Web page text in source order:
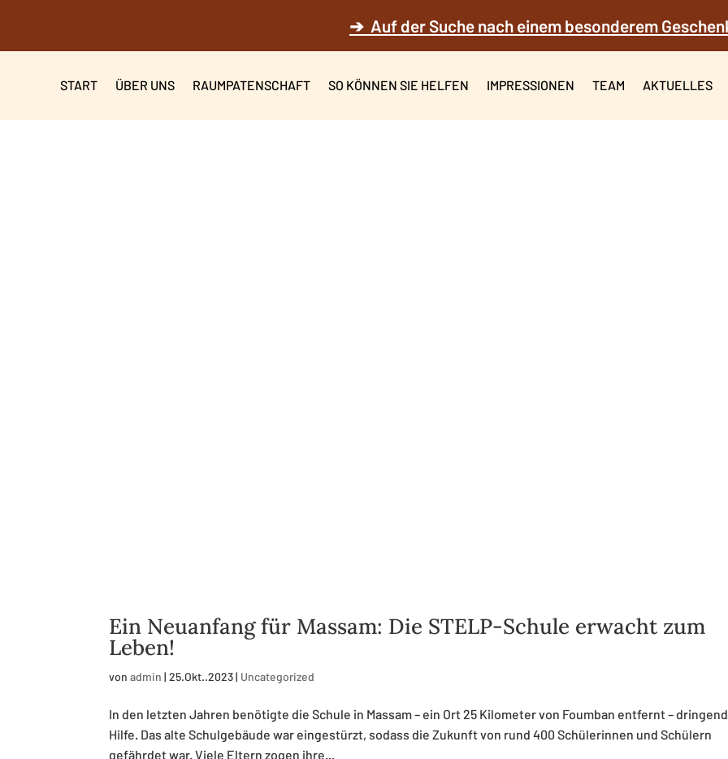
➔ Auf der Suche nach einem besonderem
START ÜBER UNS RAUMPATENSCHAFT SO KÖNNEN SIE HELFEN IMPRESSIONEN TEAM AKTUELLES
Ein Neuanfang für Massam: Die STELP-Schule erwacht zum
Leben!
vonadmin |25.Okt..2023| Uncategorized
In den letzten Jahren benötigte die Schule in Massam – ein Ort 25 Kilometer von Foumban entfernt – dringend
Hilfe. Das alte Schulgebäude war eingestürzt, sodass die Zukunft von rund 400 Schülerinnen und Schülern
gefährdet war. Viele Eltern zogen ihre...